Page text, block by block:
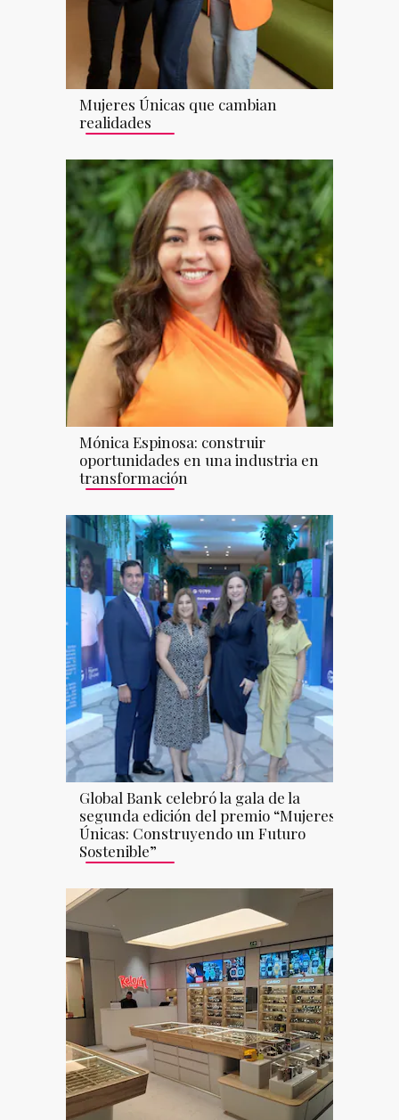
Mujeres Únicas que cambian
realidades
Mónica Espinosa: construir
oportunidades en una industria en
transformación
Global Bank celebró la gala de la
segunda edición del premio “Mujeres
Únicas: Construyendo un Futuro
Sostenible”